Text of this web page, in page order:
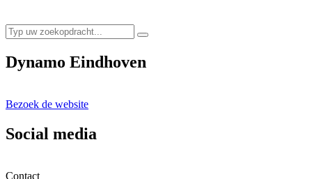
Dynamo Eindhoven
Bezoek de website
Social media
Contact